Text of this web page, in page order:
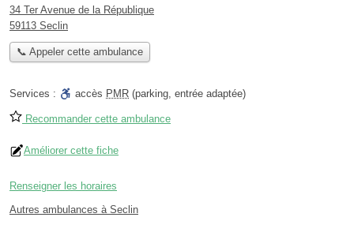
34 Ter Avenue de la République
59113 Seclin
📞 Appeler cette ambulance
Services : accès PMR (parking, entrée adaptée)
Recommander cette ambulance
Améliorer cette fiche
Renseigner les horaires
Autres ambulances à Seclin